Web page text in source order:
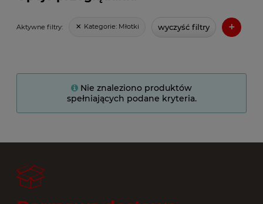
Aktywne filtry: Kategorie: Młotki wyczyść filtry +
Nie znaleziono produktów
spełniających podane kryteria.